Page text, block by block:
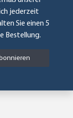
jederzeit
Sie einen 5
Bestellung.